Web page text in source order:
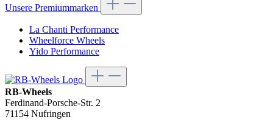
Unsere Premiummarken
La Chanti Performance
Wheelforce Wheels
Yido Performance
RB-Wheels
Ferdinand-Porsche-Str. 2
71154 Nufringen